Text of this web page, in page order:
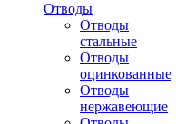
Отводы
Отводы
стальные
Отводы
оцинкованные
Отводы
нержавеющие